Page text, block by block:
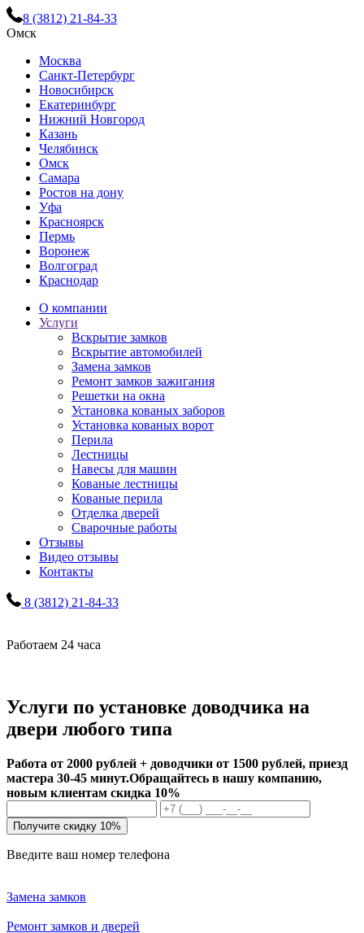
8 (3812) 21-84-33
Омск
Москва
Санкт-Петербург
Новосибирск
Екатеринбург
Нижний Новгород
Казань
Челябинск
Омск
Самара
Ростов на дону
Уфа
Красноярск
Пермь
Воронеж
Волгоград
Краснодар
О компании
Услуги
Вскрытие замков
Вскрытие автомобилей
Замена замков
Ремонт замков зажигания
Решетки на окна
Установка кованых заборов
Установка кованых ворот
Перила
Лестницы
Навесы для машин
Кованые лестницы
Кованые перила
Отделка дверей
Сварочные работы
Отзывы
Видео отзывы
Контакты
8 (3812) 21-84-33
Работаем 24 часа
Услуги по установке доводчика на
двери любого типа
Работа от 2000 рублей + доводчики от 1500 рублей, приезд
мастера 30-45 минут.Обращайтесь в нашу компанию,
новым клиентам скидка 10%
Получите скидку 10%
Введите ваш номер телефона
Замена замков
Ремонт замков и дверей